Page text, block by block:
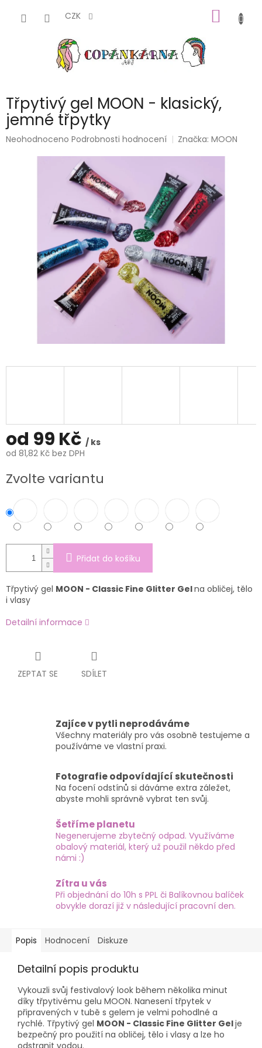
CZK
KOŠÍK
Třpytivý gel MOON - klasický,
jemné třpytky
Průměrné
Neohodnoceno Podrobnosti hodnocení Značka:MOON
od 99 Kč / ks
od 81,82 Kč bez DPH
cena:
Zvolte variantu
Přidat do košíku
Třpytivý gel MOON - Classic Fine Glitter Gelna obličej, tělo
i vlasy
Detailní informace
ZEPTAT SE SDÍLET
Zajíce v pytli neprodáváme
Všechny materiály pro vás osobně testujeme a
používáme ve vlastní praxi.
Fotografie odpovídající skutečnosti
Na focení odstínů si dáváme extra záležet,
abyste mohli správně vybrat ten svůj.
Šetříme planetu
Negenerujeme zbytečný odpad. Využíváme
obalový materiál, který už použil někdo před
námi :)
Zítra u vás
Při objednání do 10h s PPL či Balíkovnou balíček
obvykle dorazí již v následující pracovní den.
Popis Hodnocení Diskuze
Detailní popis produktu
Vykouzli svůj festivalový look během několika minut
díky třpytivému gelu MOON. Nanesení třpytek v
připravených v tubě s gelem je velmi pohodlné a
rychlé. Třpytivý gel MOON - Classic Fine Glitter Gelje
bezpečný pro použití na obličej, tělo i vlasy a lze ho